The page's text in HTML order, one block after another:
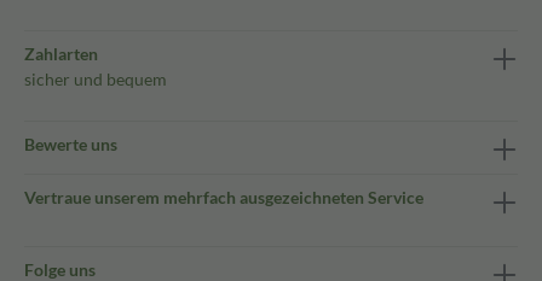
Zahlarten
sicher und bequem
Bewerte uns
Vertraue unserem mehrfach ausgezeichneten Service
Folge uns